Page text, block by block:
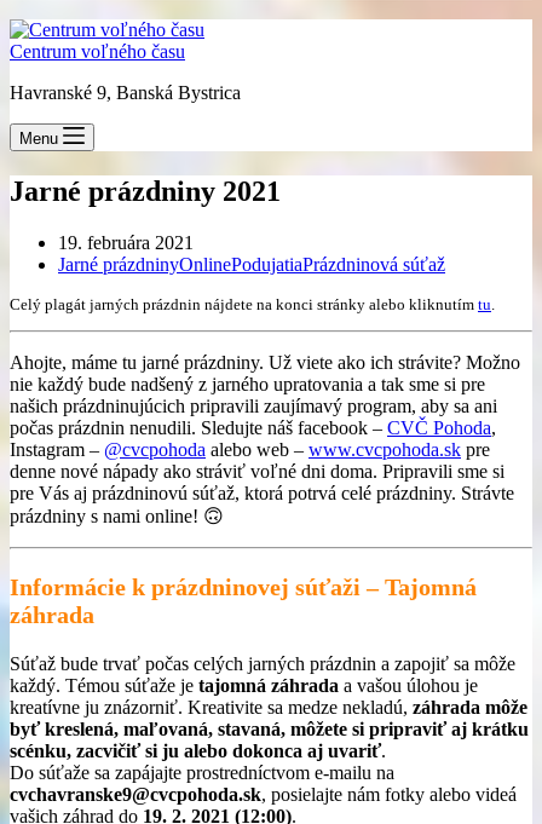
Centrum voľného času
Havranské 9, Banská Bystrica
Menu
Jarné prázdniny 2021
19. februára 2021
Jarné prázdninyOnlinePodujatiaPrázdninová súťaž
Celý plagát jarných prázdnin nájdete na konci stránky alebo kliknutím tu
Ahojte, máme tu jarné prázdniny. Už viete ako ich strávite? Možno
nie každý bude nadšený z jarného upratovania a tak sme si pre
našich prázdninujúcich pripravili zaujímavý program, aby sa ani
počas prázdnin nenudili. Sledujte náš facebook – CVČ Pohoda,
Instagram – @cvcpohoda alebo web – www.cvcpohoda.sk pre
denne nové nápady ako stráviť voľné dni doma. Pripravili sme si
pre Vás aj prázdninovú súťaž, ktorá potrvá celé prázdniny. Strávte
prázdniny s nami online! 🙃
Informácie k prázdninovej súťaži – Tajomná
záhrada
Súťaž bude trvať počas celých jarných prázdnin a zapojiť sa môže
každý. Témou súťaže je tajomná záhrada a vašou úlohou je
kreatívne ju znázorniť. Kreativite sa medze nekladú, záhrada môže
byť kreslená, maľovaná, stavaná, môžete si pripraviť aj krátku
scénku, zacvičiť si ju alebo dokonca aj uvariť.
Do súťaže sa zapájajte prostredníctvom e-mailu na
cvchavranske9@cvcpohoda.sk, posielajte nám fotky alebo videá
vašich záhrad do 19. 2. 2021 (12:00).